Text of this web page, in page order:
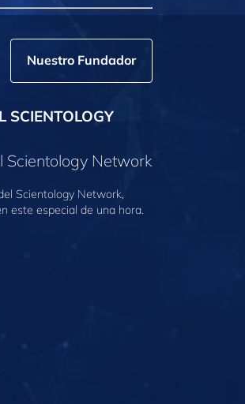
Nuestro Fundador
SCIENTOLOGY
Scientology Network
Scientology Network,
este especial de una hora.